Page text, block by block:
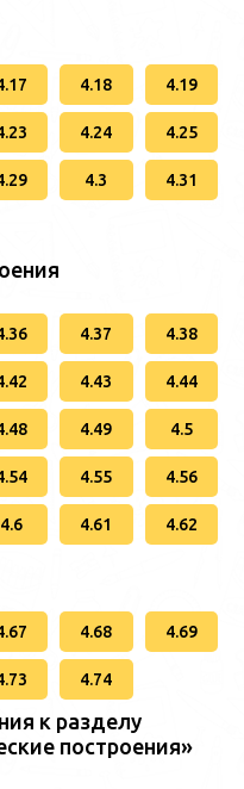
4.18 4.19
4.24 4.25
4.3 4.31
4.37 4.38
4.43 4.44
4.49 4.5
4.55 4.56
4.6 4.61 4.62
4.68 4.69
4.74
к разделу
построения»